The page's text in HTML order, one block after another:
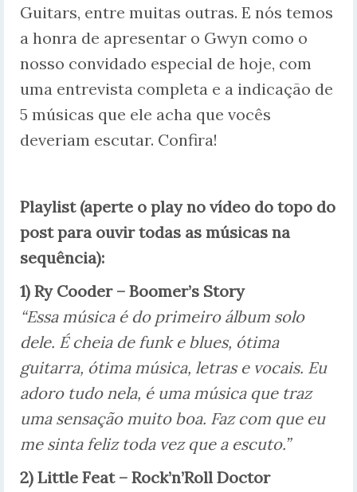
Guitars, entre muitas outras. E nós temos
a honra de apresentar o Gwyn como o
nosso convidado especial de hoje, com
uma entrevista completa e a indicação de
5 músicas que ele acha que vocês
deveriam escutar. Confira!
Playlist (aperte o play no vídeo do topo do
post para ouvir todas as músicas na
sequência):
1) Ry Cooder – Boomer’s Story
“Essa música é do primeiro álbum solo
dele. É cheia de funk e blues, ótima
guitarra, ótima música, letras e vocais. Eu
adoro tudo nela, é uma música que traz
uma sensação muito boa. Faz com que eu
me sinta feliz toda vez que a escuto.”
2) Little Feat – Rock’n’Roll Doctor